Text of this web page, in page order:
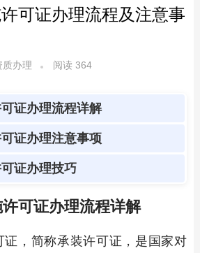
可证办理流程及注意事
质办理 阅读 364
证办理流程详解
证办理注意事项
证办理技巧
可证办理流程详解
证，简称承装许可证，是国家对